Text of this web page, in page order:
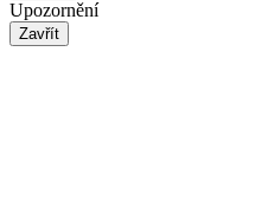
Upozornění
Zavřít